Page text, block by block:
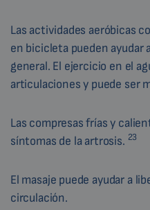
Las actividades aeróbicas
en bicicleta pueden ayudar
general. El ejercicio en el
articulaciones y puede ser
Las compresas frías y
síntomas de la artrosis. 23
El masaje puede ayudar a
circulación.